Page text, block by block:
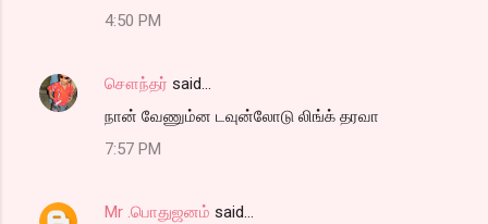
4:50 PM
சௌந்தர் said…
நான் வேணும்ன டவுன்லோடு லிங்க் தரவா
7:57 PM
Mr .பொதுஜனம் said…